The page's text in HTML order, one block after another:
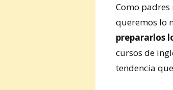
Como padres
queremos lo
prepararlos
cursos de
tendencia